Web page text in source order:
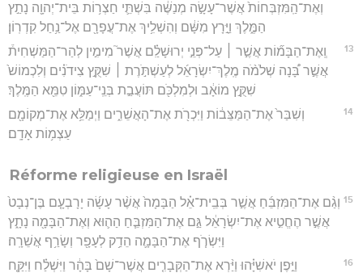
וְאֶת־הַֽמִּזְבְּחוֹת֙ אֲשֶׁר־עָשָׂ֣ה מְנַשֶּׁ֔ה בִּשְׁתֵּ֛י חַצְר֥וֹת בֵּית־יְהוָ֖ה נָתַ֣ץ
הַמֶּ֑לֶךְ וַיָּ֣רָץ מִשָּׁ֔ם וְהִשְׁלִ֥יךְ אֶת־עֲפָרָ֖ם אֶל־נַ֥חַל קִדְרֽוֹן׃
13
וְֽאֶת־הַבָּמ֞וֹת אֲשֶׁ֣ר ׀ עַל־פְּנֵ֣י יְרוּשָׁלִַ֗ם אֲשֶׁר֮ מִימִ֣ין לְהַר־הַמַּשְׁחִית֒
אֲשֶׁ֣ר בָּ֠נָה שְׁלֹמֹ֨ה מֶֽלֶךְ־יִשְׂרָאֵ֜ל לְעַשְׁתֹּ֣רֶת ׀ שִׁקֻּ֣ץ צִידֹנִ֗ים וְלִכְמוֹשׁ֙
שִׁקֻּ֣ץ מוֹאָ֔ב וּלְמִלְכֹּ֖ם תּוֹעֲבַ֣ת בְּנֵֽי־עַמּ֑וֹן טִמֵּ֖א הַמֶּֽלֶךְ׃
14
וְשִׁבַּר֙ אֶת־הַמַּצֵּב֔וֹת וַיִּכְרֹ֖ת אֶת־הָאֲשֵׁרִ֑ים וַיְמַלֵּ֥א אֶת־מְקוֹמָ֖ם
עַצְמ֥וֹת אָדָֽם׃
Réforme religieuse en Israël
15 וְגַ֨ם אֶת־הַמִּזְבֵּ֜חַ אֲשֶׁ֣ר בְּבֵֽית־אֵ֗ל הַבָּמָה֙ אֲשֶׁ֨ר עָשָׂ֜ה יָרָבְעָ֤ם בֶּן־נְבָט֙
אֲשֶׁ֣ר הֶחֱטִ֣יא אֶת־יִשְׂרָאֵ֔ל גַּ֣ם אֶת־הַמִּזְבֵּ֧חַ הַה֛וּא וְאֶת־הַבָּמָ֖ה נָתָ֑ץ
וַיִּשְׂרֹ֧ף אֶת־הַבָּמָ֛ה הֵדַ֥ק לְעָפָ֖ר וְשָׂרַ֥ף אֲשֵׁרָֽה׃
16
וַיִּ֣פֶן יֹאשִׁיָּ֗הוּ וַיַּ֨רְא אֶת־הַקְּבָרִ֤ים אֲשֶׁר־שָׁם֙ בָּהָ֔ר וַיִּשְׁלַ֗ח וַיִּקַּ֤ח